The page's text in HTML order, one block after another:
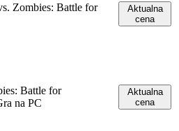
Zombies: Battle for
Aktualna
cena
Battle for
na PC
Aktualna
cena